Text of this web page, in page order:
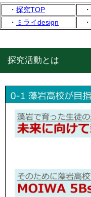
・ 探究TOP ・
・ ミライdesign ・
探究活動とは